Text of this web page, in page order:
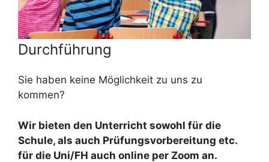
Durchführung
Sie haben keine Möglichkeit zu uns zu
kommen?
Wir bieten den Unterricht sowohl für die
Schule, als auch Prüfungsvorbereitung etc.
für die Uni/FH auch online per Zoom an.